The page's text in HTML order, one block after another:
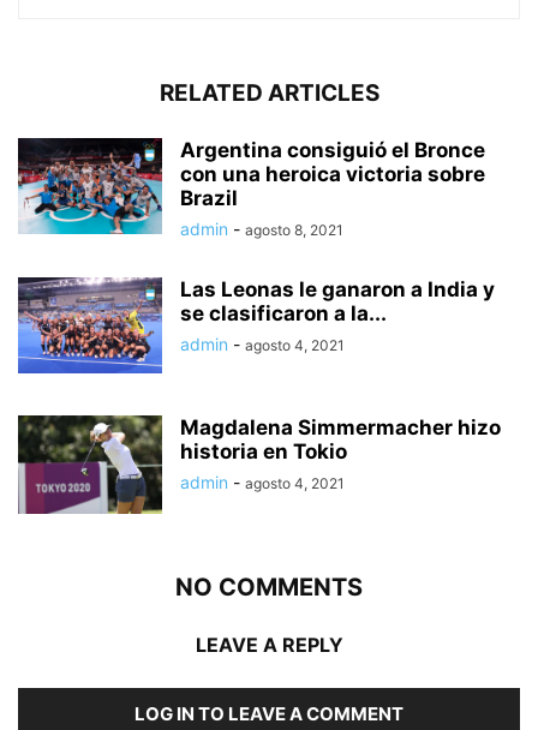
RELATED ARTICLES
Argentina consiguió el Bronce
con una heroica victoria sobre
Brazil
admin - agosto 8, 2021
Las Leonas le ganaron a India y
se clasificaron a la...
admin - agosto 4, 2021
Magdalena Simmermacher hizo
historia en Tokio
admin - agosto 4, 2021
NO COMMENTS
LEAVE A REPLY
LOG IN TO LEAVE A COMMENT